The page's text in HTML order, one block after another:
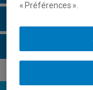
« Préférences ».